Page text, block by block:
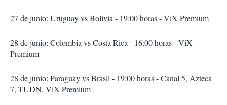
27 de junio: Uruguay vs Bolivia - 19:00 horas - ViX Premium
28 de junio: Colombia vs Costa Rica - 16:00 horas - ViX
Premium
28 de junio: Paraguay vs Brasil - 19:00 horas - Canal 5, Azteca
7, TUDN, ViX Premium